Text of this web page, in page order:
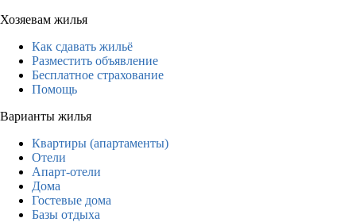
Хозяевам жилья
Как сдавать жильё
Разместить объявление
Бесплатное страхование
Помощь
Варианты жилья
Квартиры (апартаменты)
Отели
Апарт-отели
Дома
Гостевые дома
Базы отдыха